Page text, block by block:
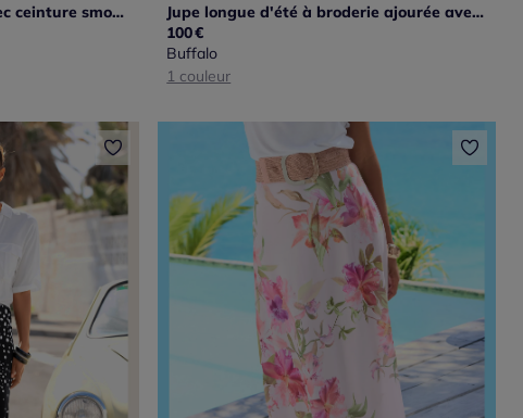
Jupe longue en jersey avec ceinture smockée et imprimé floral
Jupe longue d'été à broderie ajourée avec plis flatteurs
100€
Buffalo
1 couleur